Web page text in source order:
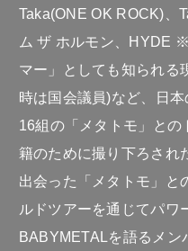
Taka(ONE OK ROCK)、
ム ザ ホルモン、HYDE
マー」としても知られる
時は国会議員)など、日
16組の「メタトモ」と
籍のために撮り下ろされ
出会った「メタトモ」と
ルドツアーを通じてパワ
BABYMETALを語るメン